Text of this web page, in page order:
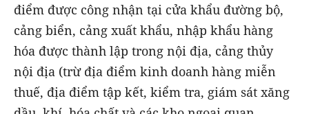
điểm được công nhận tại cửa khẩu đường bộ,
cảng biển, cảng xuất khẩu, nhập khẩu hàng
hóa được thành lập trong nội địa, cảng thủy
nội địa (trừ địa điểm kinh doanh hàng miễn
thuế, địa điểm tập kết, kiểm tra, giám sát xăng